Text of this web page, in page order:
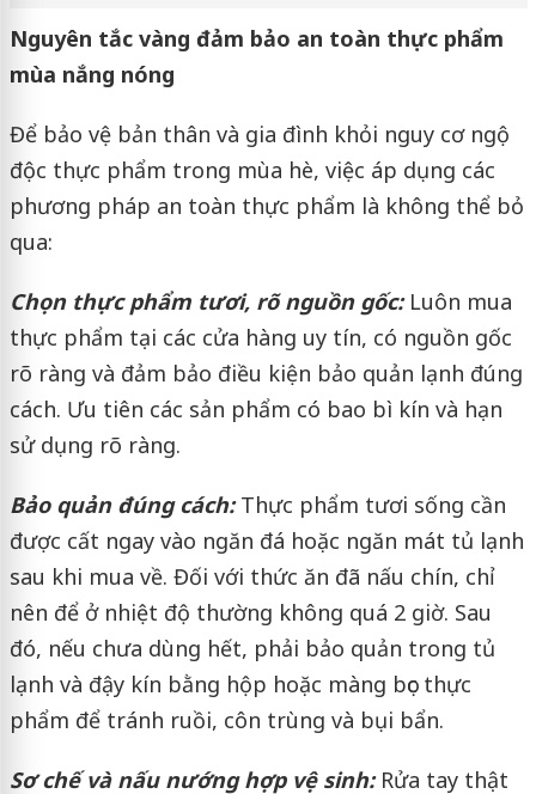
Nguyên tắc vàng đảm bảo an toàn thực phẩm
mùa nắng nóng
Để bảo vệ bản thân và gia đình khỏi nguy cơ ngộ
độc thực phẩm trong mùa hè, việc áp dụng các
phương pháp an toàn thực phẩm là không thể bỏ
qua:
Chọn thực phẩm tươi, rõ nguồn gốc:Luôn mua
thực phẩm tại các cửa hàng uy tín, có nguồn gốc
rõ ràng và đảm bảo điều kiện bảo quản lạnh đúng
cách. Ưu tiên các sản phẩm có bao bì kín và hạn
sử dụng rõ ràng.
Bảo quản đúng cách:Thực phẩm tươi sống cần
được cất ngay vào ngăn đá hoặc ngăn mát tủ lạnh
sau khi mua về. Đối với thức ăn đã nấu chín, chỉ
nên để ở nhiệt độ thường không quá 2 giờ. Sau
đó, nếu chưa dùng hết, phải bảo quản trong tủ
lạnh và đậy kín bằng hộp hoặc màng bọc thực
phẩm để tránh ruồi, côn trùng và bụi bẩn.
Sơ chế và nấu nướng hợp vệ sinh:Rửa tay thật